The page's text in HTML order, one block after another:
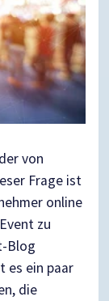
von
Frage ist
online
zu
Blog
es ein paar
die